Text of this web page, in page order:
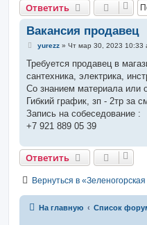
Ответить
Вакансия продавец
С
о
щ
е
и
е
yurezz» Чт мар 30, 2023 10:33
Требуется продавец в
сантехника, электрика,
Со знанием материала или
Гибкий график, зп - 2тр за
Запись на собеседование :
+7 921 889 05 39
Ответить
Вернуться в
На главную Список